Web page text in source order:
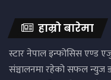
हाम्रो बारेमा
स्टार नेपाल इन्फोसिस एण्ड
संञ्चालनमा रहेको सफल न्युज